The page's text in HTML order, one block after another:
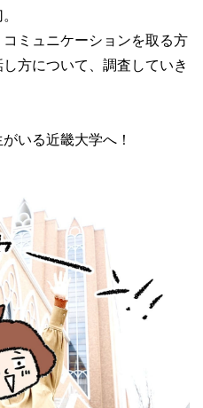
ミュニケーションを取る方
方について、調査していき
いる近畿大学へ！